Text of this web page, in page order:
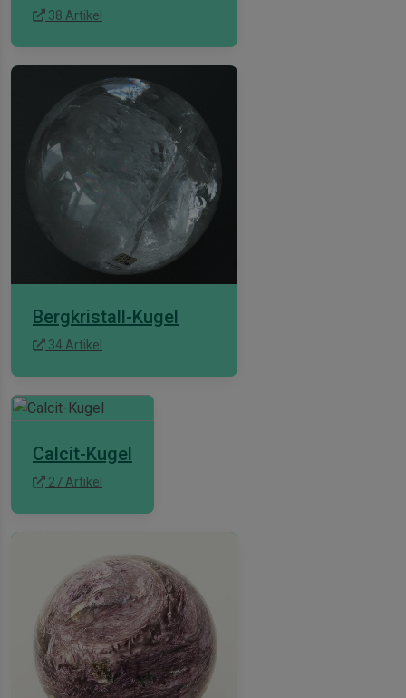
38 Artikel
Bergkristall-Kugel
34 Artikel
Calcit-Kugel
27 Artikel